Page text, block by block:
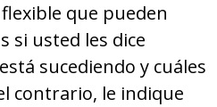
que pueden
si usted les dice
sucediendo y cuáles
contrario, le indique